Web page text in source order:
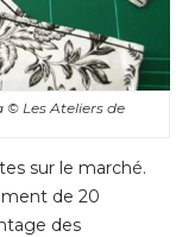
© Les Ateliers de
sur le marché.
de 20
des